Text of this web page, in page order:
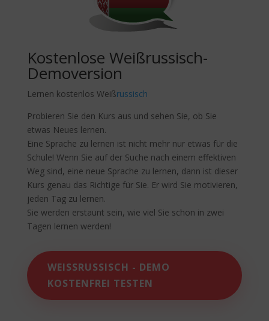
Kostenlose Weißrussisch-
Demoversion
Lernen kostenlos Weißrussisch
Probieren Sie den Kurs aus und sehen Sie, ob Sie
etwas Neues lernen.
Eine Sprache zu lernen ist nicht mehr nur etwas für die
Schule! Wenn Sie auf der Suche nach einem effektiven
Weg sind, eine neue Sprache zu lernen, dann ist dieser
Kurs genau das Richtige für Sie. Er wird Sie motivieren,
jeden Tag zu lernen.
Sie werden erstaunt sein, wie viel Sie schon in zwei
Tagen lernen werden!
WEISSRUSSISCH - DEMO K
OSTENFREI TESTEN